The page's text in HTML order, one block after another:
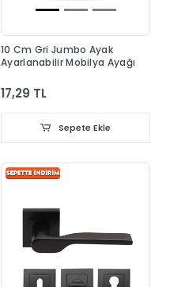
10 Cm Gri Jumbo Ayak
Ayarlanabilir Mobilya Ayağı
17,29 TL
Sepete Ekle